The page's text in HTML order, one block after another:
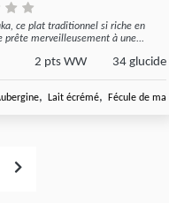
ce plat traditionnel si riche en
prête merveilleusement à une...
2 pts WW 34 glucide
, Lait écrémé, Fécule de maïs